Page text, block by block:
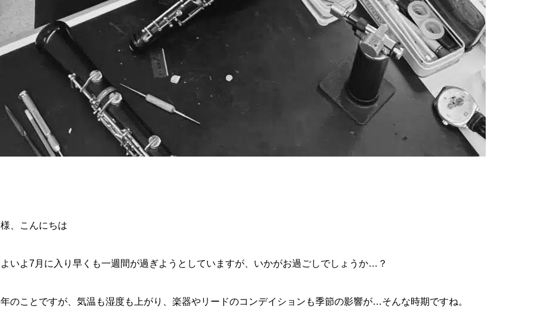
、こんにちは
いよ7月に入り早くも一週間が過ぎようとしていますが、いかがお過ごしでしょうか…？
のことですが、気温も湿度も上がり、楽器やリードのコンデイションも季節の影響が…そんな時期ですね。